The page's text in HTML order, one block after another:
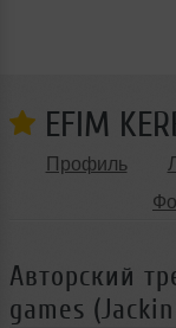
EFIM
Профиль
Авторский
games